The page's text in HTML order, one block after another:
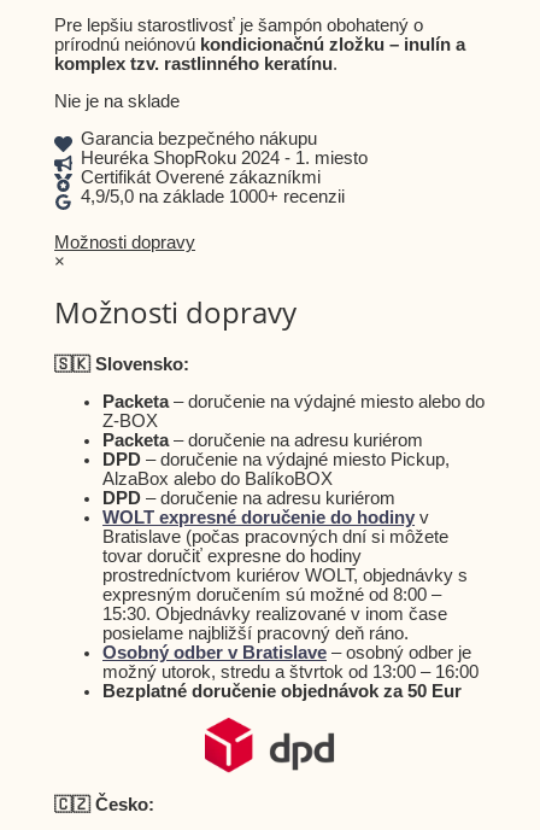
Pre lepšiu starostlivosť je šampón obohatený o
prírodnú neiónovú kondicionačnú zložku – inulín a
komplex tzv. rastlinného keratínu.
Nie je na sklade
Garancia bezpečného nákupu
Heuréka ShopRoku 2024 - 1. miesto
Certifikát Overené zákazníkmi
4,9/5,0 na základe 1000+ recenzii
Možnosti dopravy
×
Možnosti dopravy
🇸🇰 Slovensko:
Packeta– doručenie na výdajné miesto alebo do
Z-BOX
Packeta– doručenie na adresu kuriérom
DPD – doručenie na výdajné miesto Pickup,
AlzaBox alebo do BalíkoBOX
DPD – doručenie na adresu kuriérom
WOLT expresné doručenie do hodiny v
Bratislave (počas pracovných dní si môžete
tovar doručiť expresne do hodiny
prostredníctvom kuriérov WOLT, objednávky s
expresným doručením sú možné od 8:00 –
15:30. Objednávky realizované v inom čase
posielame najbližší pracovný deň ráno.
Osobný odber v Bratislave – osobný odber je
možný utorok, stredu a štvrtok od 13:00 – 16:00
Bezplatné doručenie objednávok za 50 Eur
🇨🇿 Česko: